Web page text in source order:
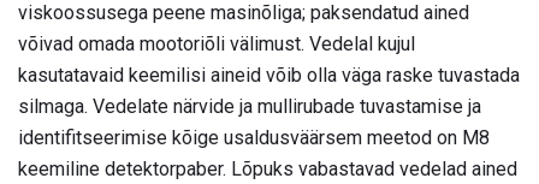
viskoossusega peene masinõliga; paksendatud ained
võivad omada mootoriõli välimust. Vedelal kujul
kasutatavaid keemilisi aineid võib olla väga raske tuvastada
silmaga. Vedelate närvide ja mullirubade tuvastamise ja
identifitseerimise kõige usaldusväärsem meetod on M8
keemiline detektorpaber. Lõpuks vabastavad vedelad ained